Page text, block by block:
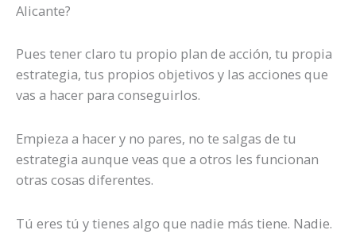
Alicante?
Pues tener claro tu propio plan de acción, tu propia
estrategia, tus propios objetivos y las acciones que
vas a hacer para conseguirlos.
Empieza a hacer y no pares, no te salgas de tu
estrategia aunque veas que a otros les funcionan
otras cosas diferentes.
Tú eres tú y tienes algo que nadie más tiene. Nadie.